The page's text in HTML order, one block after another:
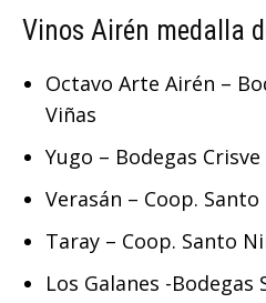
Vinos Airén medalla
Octavo Arte Airén –
Viñas
Yugo – Bodegas Crisve
Verasán – Coop.
Taray – Coop. Santo
Los Galanes -Bodegas